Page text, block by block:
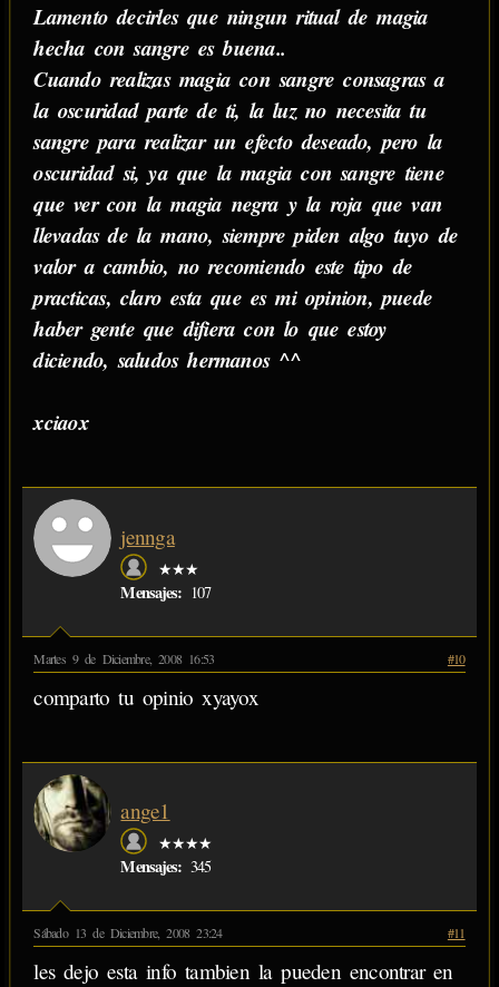
Lamento decirles que ningun ritual de magia
hecha con sangre es buena..
Cuando realizas magia con sangre consagras a
la oscuridad parte de ti, la luz no necesita tu
sangre para realizar un efecto deseado, pero la
oscuridad si, ya que la magia con sangre tiene
que ver con la magia negra y la roja que van
llevadas de la mano, siempre piden algo tuyo de
valor a cambio, no recomiendo este tipo de
practicas, claro esta que es mi opinion, puede
haber gente que difiera con lo que estoy
diciendo, saludos hermanos ^^
xciaox
jennga
★★★
Mensajes: 107
Martes 9 de Diciembre, 2008 16:53 #10
comparto tu opinio xyayox
ange1
★★★★
Mensajes: 345
Sábado 13 de Diciembre, 2008 23:24 #11
les dejo esta info tambien la pueden encontrar en